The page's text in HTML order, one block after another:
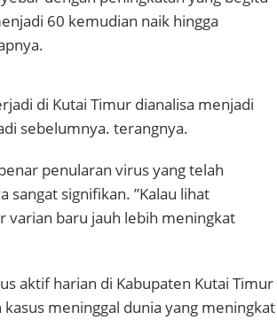
60 kemudian naik hingga
di Kutai Timur dianalisa menjadi
sebelumnya. terangnya.
penularan virus yang telah
signifikan. ”Kalau lihat
varian baru jauh lebih meningkat
aktif harian di Kabupaten Kutai Timur
meninggal dunia yang meningkat